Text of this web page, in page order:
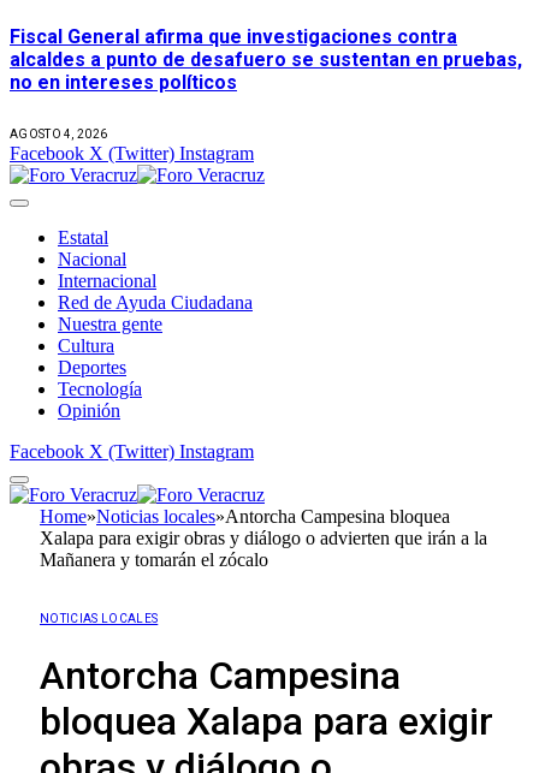
Fiscal General afirma que investigaciones contra
alcaldes a punto de desafuero se sustentan en pruebas,
no en intereses políticos
AGOSTO 4, 2026
Facebook X (Twitter) Instagram
Estatal
Nacional
Internacional
Red de Ayuda Ciudadana
Nuestra gente
Cultura
Deportes
Tecnología
Opinión
Facebook X (Twitter) Instagram
Home»Noticias locales»Antorcha Campesina bloquea
Xalapa para exigir obras y diálogo o advierten que irán a la
Mañanera y tomarán el zócalo
NOTICIAS LOCALES
Antorcha Campesina
bloquea Xalapa para exigir